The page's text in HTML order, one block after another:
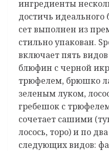
ингредиенты
достичь идеального
сет выполнен из
стильно упакован.
включает пять
блюфин с черной
трюфелем, брюшко
зеленым луком,
гребешок с
сочетает сашими
лосось, торо) и по
следующих видов: